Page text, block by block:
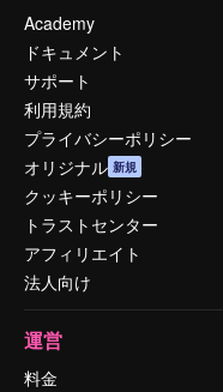
Academy
ドキュメント
サポート
利用規約
プライバシーポリシー
オリジナル 新規
クッキーポリシー
トラストセンター
アフィリエイト
法人向け
運営
料金